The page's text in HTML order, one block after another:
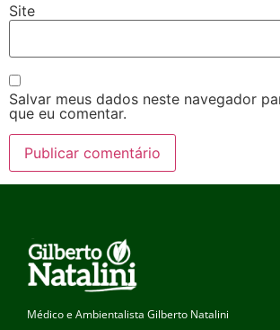
Site
Salvar meus dados neste navegador
que eu comentar.
Médico e Ambientalista Gilberto Natalini